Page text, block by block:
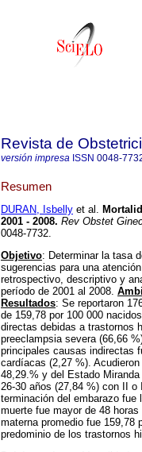
Revista de
versión impresa ISSN 0048-
Resumen
DURAN, Isbelly et al.
2001 - 2008. Rev Obstet
0048-7732.
Objetivo: Determinar la tasa
sugerencias para una
retrospectivo, descriptivo y
período de 2001 al 2008.
Resultados: Se reportaron
de 159,78 por 100 000
directas debidas a trastornos
preeclampsia severa (66,66
principales causas indirectas
cardíacas (2,27 %).
48,29.% y del Estado
26-30 años (27,84 %) con II
terminación del embarazo
muerte fue mayor de 48 horas
materna promedio fue 159,78
predominio de los trastornos